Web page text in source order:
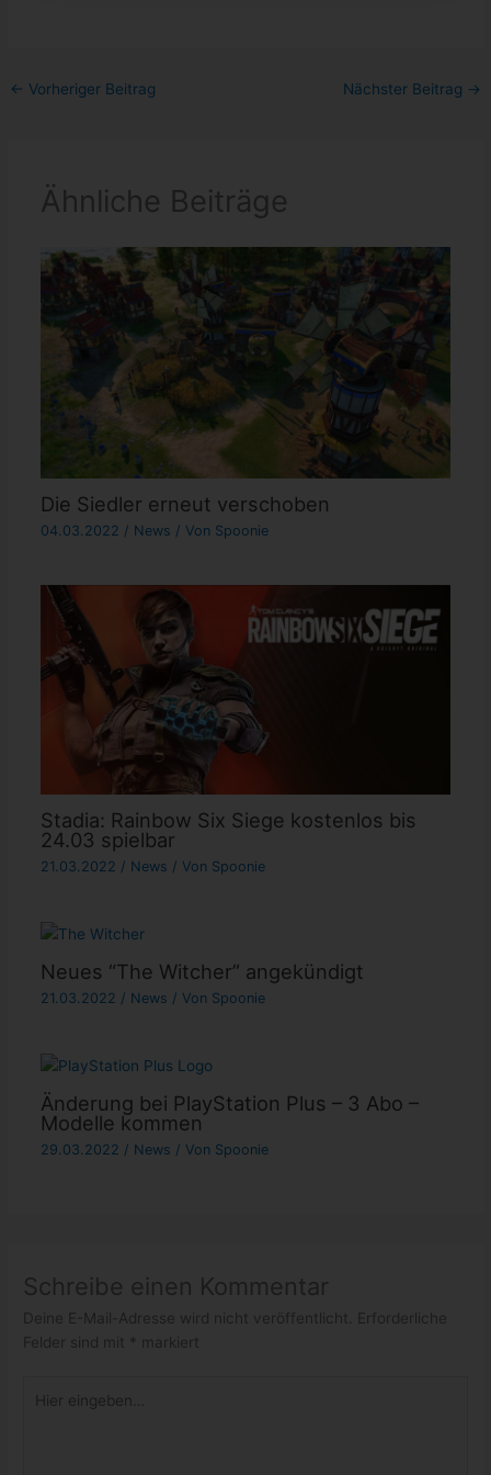
← Vorheriger Beitrag Nächster Beitrag →
Ähnliche Beiträge
Die Siedler erneut verschoben
04.03.2022 / News / Von Spoonie
Stadia: Rainbow Six Siege kostenlos bis
24.03 spielbar
21.03.2022 / News / Von Spoonie
Neues “The Witcher” angekündigt
21.03.2022 / News / Von Spoonie
Änderung bei PlayStation Plus – 3 Abo –
Modelle kommen
29.03.2022 / News / Von Spoonie
Schreibe einen Kommentar
Deine E-Mail-Adresse wird nicht veröffentlicht.
Erforderliche
Felder sind mit
* markiert
eingeben…